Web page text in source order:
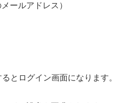
ールアドレス）
とログイン画面になります。